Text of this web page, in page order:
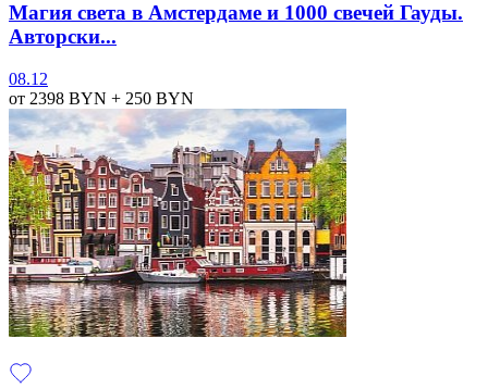
Магия света в Амстердаме и 1000 свечей Гауды.
Авторски...
08.12
от 2398 BYN + 250 BYN